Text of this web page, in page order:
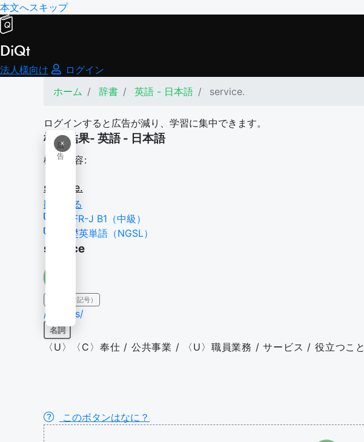
本文へスキップ
DiQt
法人様向け
ログイン
ホーム
辞書 英語 - 日本語 service.
ログインすると広告が減り、学習に集中できます。
×
広
告
検索結果- 英語 - 日本語
検索内容:
service.
翻訳する
CEFR-J B1（中級）
基礎英単語（NGSL）
service
IPA（発音記号）
/'sɜːrvɪs/
名詞
〈U〉〈C〉奉仕 / 公共事業 / 〈U〉職員業務 / サービス / 役立つこと
このボタンはなに？